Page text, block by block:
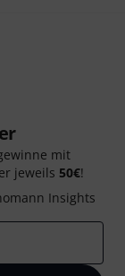
mit
jeweils 50€!
Insights